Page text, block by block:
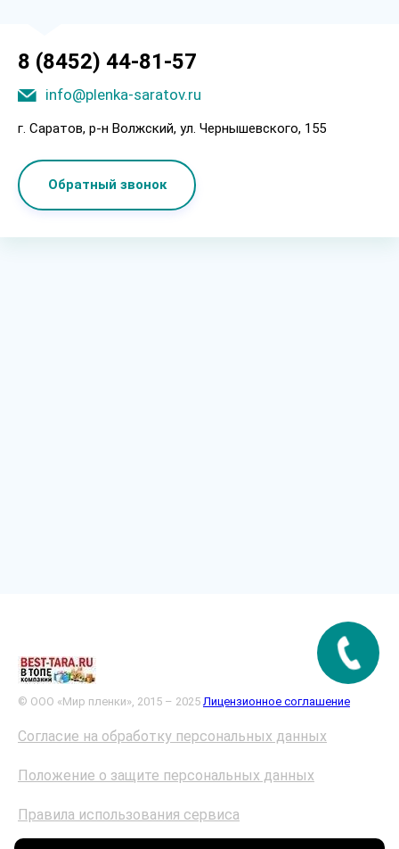
8 (8452) 44-81-57
info@plenka-saratov.ru
г. Саратов, p-н Boлжcкий, ул. Чepнышeвcкoгo, 155
Обратный звонок
© ООО «Мир пленки», 2015 – 2025 Лицензионное соглашение
Согласие на обработку персональных данных
Положение о защите персональных данных
Правила использования сервиса